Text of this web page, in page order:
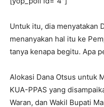
Untuk itu, dia menyatakan
menanyakan hal itu ke
tanya kenapa begitu. Apa
Alokasi Dana Otsus untuk
KUA-PPAS yang
Waran, dan Wakil Bupati